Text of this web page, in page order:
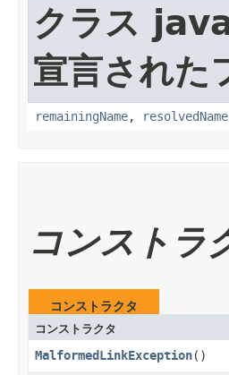
クラス
宣言された
remainingName, resolvedName
コンストラ
コンストラクタ
コンストラクタ
MalformedLinkException()